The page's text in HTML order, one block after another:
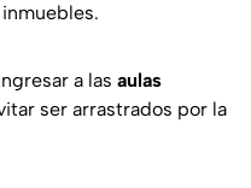
a las aulas
ser arrastrados por la